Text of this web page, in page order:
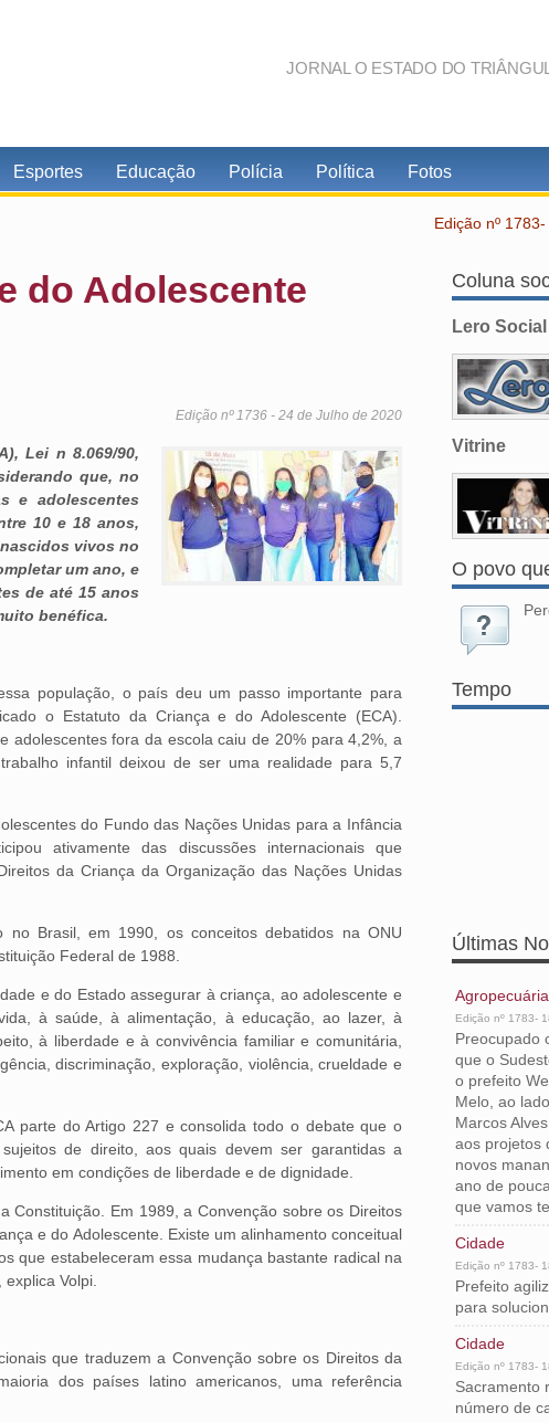
JORNAL O ESTADO DO
Esportes Educação Polícia Política Fotos
Edição nº
do Adolescente
Edição nº 1736 - 24 de Julho de 2020
Lei n 8.069/90,
que, no
e adolescentes
10 e 18 anos,
vivos no
um ano, e
de até 15 anos
benéfica.
população, o país deu um passo importante para
o Estatuto da Criança e do Adolescente (ECA).
adolescentes fora da escola caiu de 20% para 4,2%, a
infantil deixou de ser uma realidade para 5,7
do Fundo das Nações Unidas para a Infância
ativamente das discussões internacionais que
da Criança da Organização das Nações Unidas
Brasil, em 1990, os conceitos debatidos na ONU
Federal de 1988.
e do Estado assegurar à criança, ao adolescente e
à saúde, à alimentação, à educação, ao lazer, à
à liberdade e à convivência familiar e comunitária,
discriminação, exploração, violência, crueldade e
parte do Artigo 227 e consolida todo o debate que o
de direito, aos quais devem ser garantidas a
em condições de liberdade e de dignidade.
Constituição. Em 1989, a Convenção sobre os Direitos
e do Adolescente. Existe um alinhamento conceitual
que estabeleceram essa mudança bastante radical na
Volpi.
que traduzem a Convenção sobre os Direitos da
dos países latino americanos, uma referência
Coluna
Lero Social
Vitrine
O povo
Tempo
Últimas
Agropecuária
Edição nº 1783-
Preocupado
que o
o prefeito
Melo, ao
Marcos
aos projetos
novos
ano de
que vamos
Cidade
Edição nº 1783-
Prefeito
para
Cidade
Edição nº 1783-
Sacramento
número de